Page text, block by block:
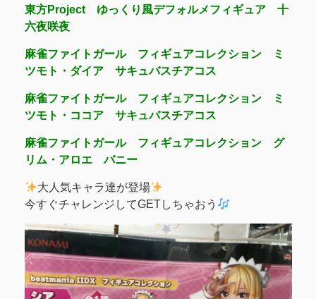
東方Project ゆっくり風デフォルメフィギュア 十
六夜咲夜
麻雀ファイトガール フィギュアコレクション ミ
ツモト・ダイア サキュバスチアコス
麻雀ファイトガール フィギュアコレクション ミ
ツモト・ココア サキュバスチアコス
麻雀ファイトガール フィギュアコレクション グ
リム・アロエ バニー
大人気キャラ達が登場
今すぐチャレンジしてGETしちゃおう